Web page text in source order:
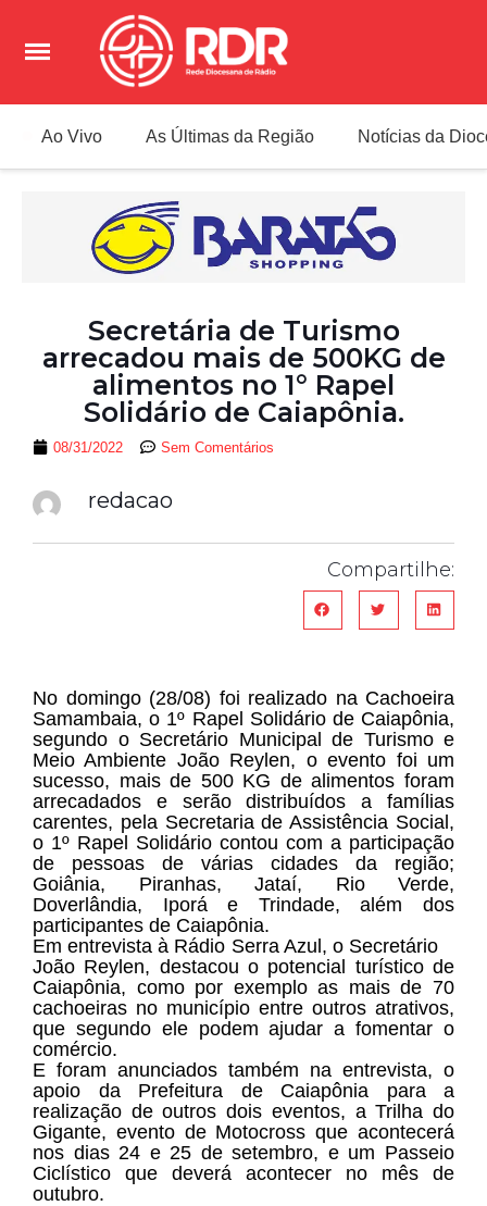
Ao Vivo As Últimas da Região Notícias da
Secretária de Turismo
arrecadou mais de 500KG de
alimentos no 1° Rapel
Solidário de Caiapônia.
08/31/2022 Sem Comentários
redacao
Compartilhe:
No domingo (28/08) foi realizado na Cachoeira
Samambaia, o 1º Rapel Solidário de Caiapônia,
segundo o Secretário Municipal de Turismo e
Meio Ambiente João Reylen, o evento foi um
sucesso, mais de 500 KG de alimentos foram
arrecadados e serão distribuídos a famílias
carentes, pela Secretaria de Assistência Social,
o 1º Rapel Solidário contou com a participação
de pessoas de várias cidades da região;
Goiânia, Piranhas, Jataí, Rio Verde,
Doverlândia, Iporá e Trindade, além dos
participantes de Caiapônia.
Em entrevista à Rádio Serra Azul, o Secretário
João Reylen, destacou o potencial turístico de
Caiapônia, como por exemplo as mais de 70
cachoeiras no município entre outros atrativos,
que segundo ele podem ajudar a fomentar o
comércio.
E foram anunciados também na entrevista, o
apoio da Prefeitura de Caiapônia para a
realização de outros dois eventos, a Trilha do
Gigante, evento de Motocross que acontecerá
nos dias 24 e 25 de setembro, e um Passeio
Ciclístico que deverá acontecer no mês de
outubro.